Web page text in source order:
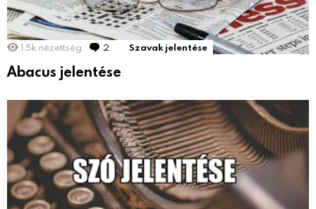
1.5k nézettség 2 hozzászólás
Szavak jelentése
Abacus jelentése